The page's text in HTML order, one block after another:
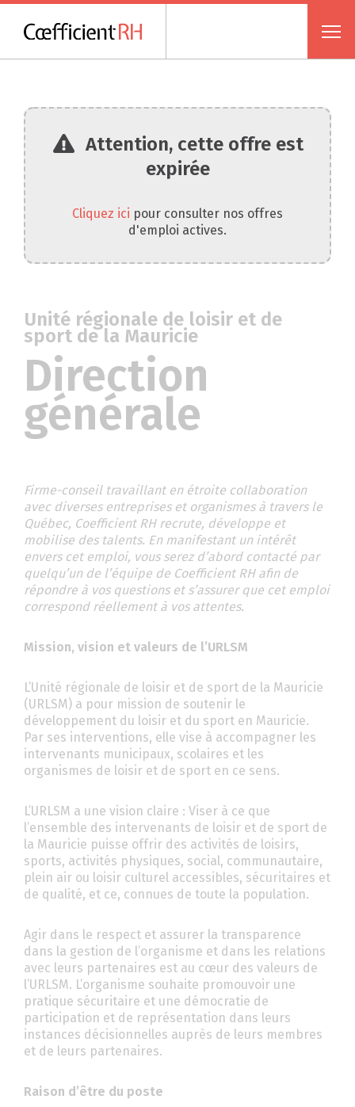
Attention, cette offre est
expirée
Cliquez ici pour consulter nos offres
d'emploi actives.
Unité régionale de loisir et de
sport de la Mauricie
Direction
générale
Firme-conseil travaillant en étroite collaboration
avec diverses entreprises et organismes à travers le
Québec, Coefficient RH recrute, développe et
mobilise des talents. En manifestant un intérêt
envers cet emploi, vous serez d’abord contacté par
quelqu’un de l’équipe de Coefficient RH afin de
répondre à vos questions et s’assurer que cet emploi
correspond réellement à vos attentes.
Mission, vision et valeurs de l’URLSM
L’Unité régionale de loisir et de sport de la Mauricie
(URLSM) a pour mission de soutenir le
développement du loisir et du sport en Mauricie.
Par ses interventions, elle vise à accompagner les
intervenants municipaux, scolaires et les
organismes de loisir et de sport en ce sens.
L’URLSM a une vision claire : Viser à ce que
l’ensemble des intervenants de loisir et de sport de
la Mauricie puisse offrir des activités de loisirs,
sports, activités physiques, social, communautaire,
plein air ou loisir culturel accessibles, sécuritaires et
de qualité, et ce, connues de toute la population.
Agir dans le respect et assurer la transparence
dans la gestion de l’organisme et dans les relations
avec leurs partenaires est au cœur des valeurs de
l’URLSM. L’organisme souhaite promouvoir une
pratique sécuritaire et une démocratie de
participation et de représentation dans leurs
instances décisionnelles auprès de leurs membres
et de leurs partenaires.
Raison d’être du poste